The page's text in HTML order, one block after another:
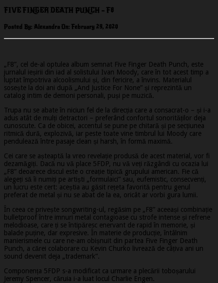
FIVE FINGER DEATH PUNCH – F8
Posted By: Alexandra On: February 29, 2020
„F8”, cel de-al optulea album semnat Five Finger Death Punch, este
jurnalul ieșirii din iad al solistului Ivan Moody, care în tot acest timp a
luptat împotriva alcoolismului și, din fericire, a învins. Materialul
sosește la doi ani după „And Justice For None” și reprezintă un
catalog intim de demoni personali, puși pe muzică.
Trupa nu se abate în niciun fel de la direcția care a consacrat-o – și i-a
adus atât de mulți detractori – preferând confortul sonorităților deja
cunoscute. Ca de obicei, accentul se pune pe chitară și pe secțiunea
ritmică dură, explozivă, iar peste toate vine timbrul lui Moody care
pendulează între pasaje clean și harsh, în formă maximă.
Cei care se așteaptă la vreo revelație produsă de acest material, vor fi
dezamăgiți. Dacă nu vă place 5FDP, nu vă veți răzgândi cu ocazia lui
„F8” deoarece discul este o creație tipică grupului american. Fie că
alegeți să îi numiți pe artiști „formulaici” sau, eufemistic, consecvenți,
un lucru este cert: aceștia au găsit rețeta favorită pentru genul
preferat de metal și nu se abat de la ea, oricât ar vorbi gura lumii.
În ceea ce privește songwriting-ul, regăsim pe „F8” aceeași combinație
bulletproof între imnuri metal contagioase cu strofe intense și refrene
melodioase, care ți se întipăresc enervant de rapid în memorie, și
balade puține, dar expresive. În materie de producție, întâlnim
manierismele cu care ne-am obișnuit din partea Five Finger Death
Punch, a cărei colaborare cu Kevin Churko livrează de câțiva ani un
sound devenit deja „trademark”.
Componența 5FDP s-a modificat ca urmare a plecării toboșarului
Jeremy Spencer, căruia i-a luat locul Charlie Engen.